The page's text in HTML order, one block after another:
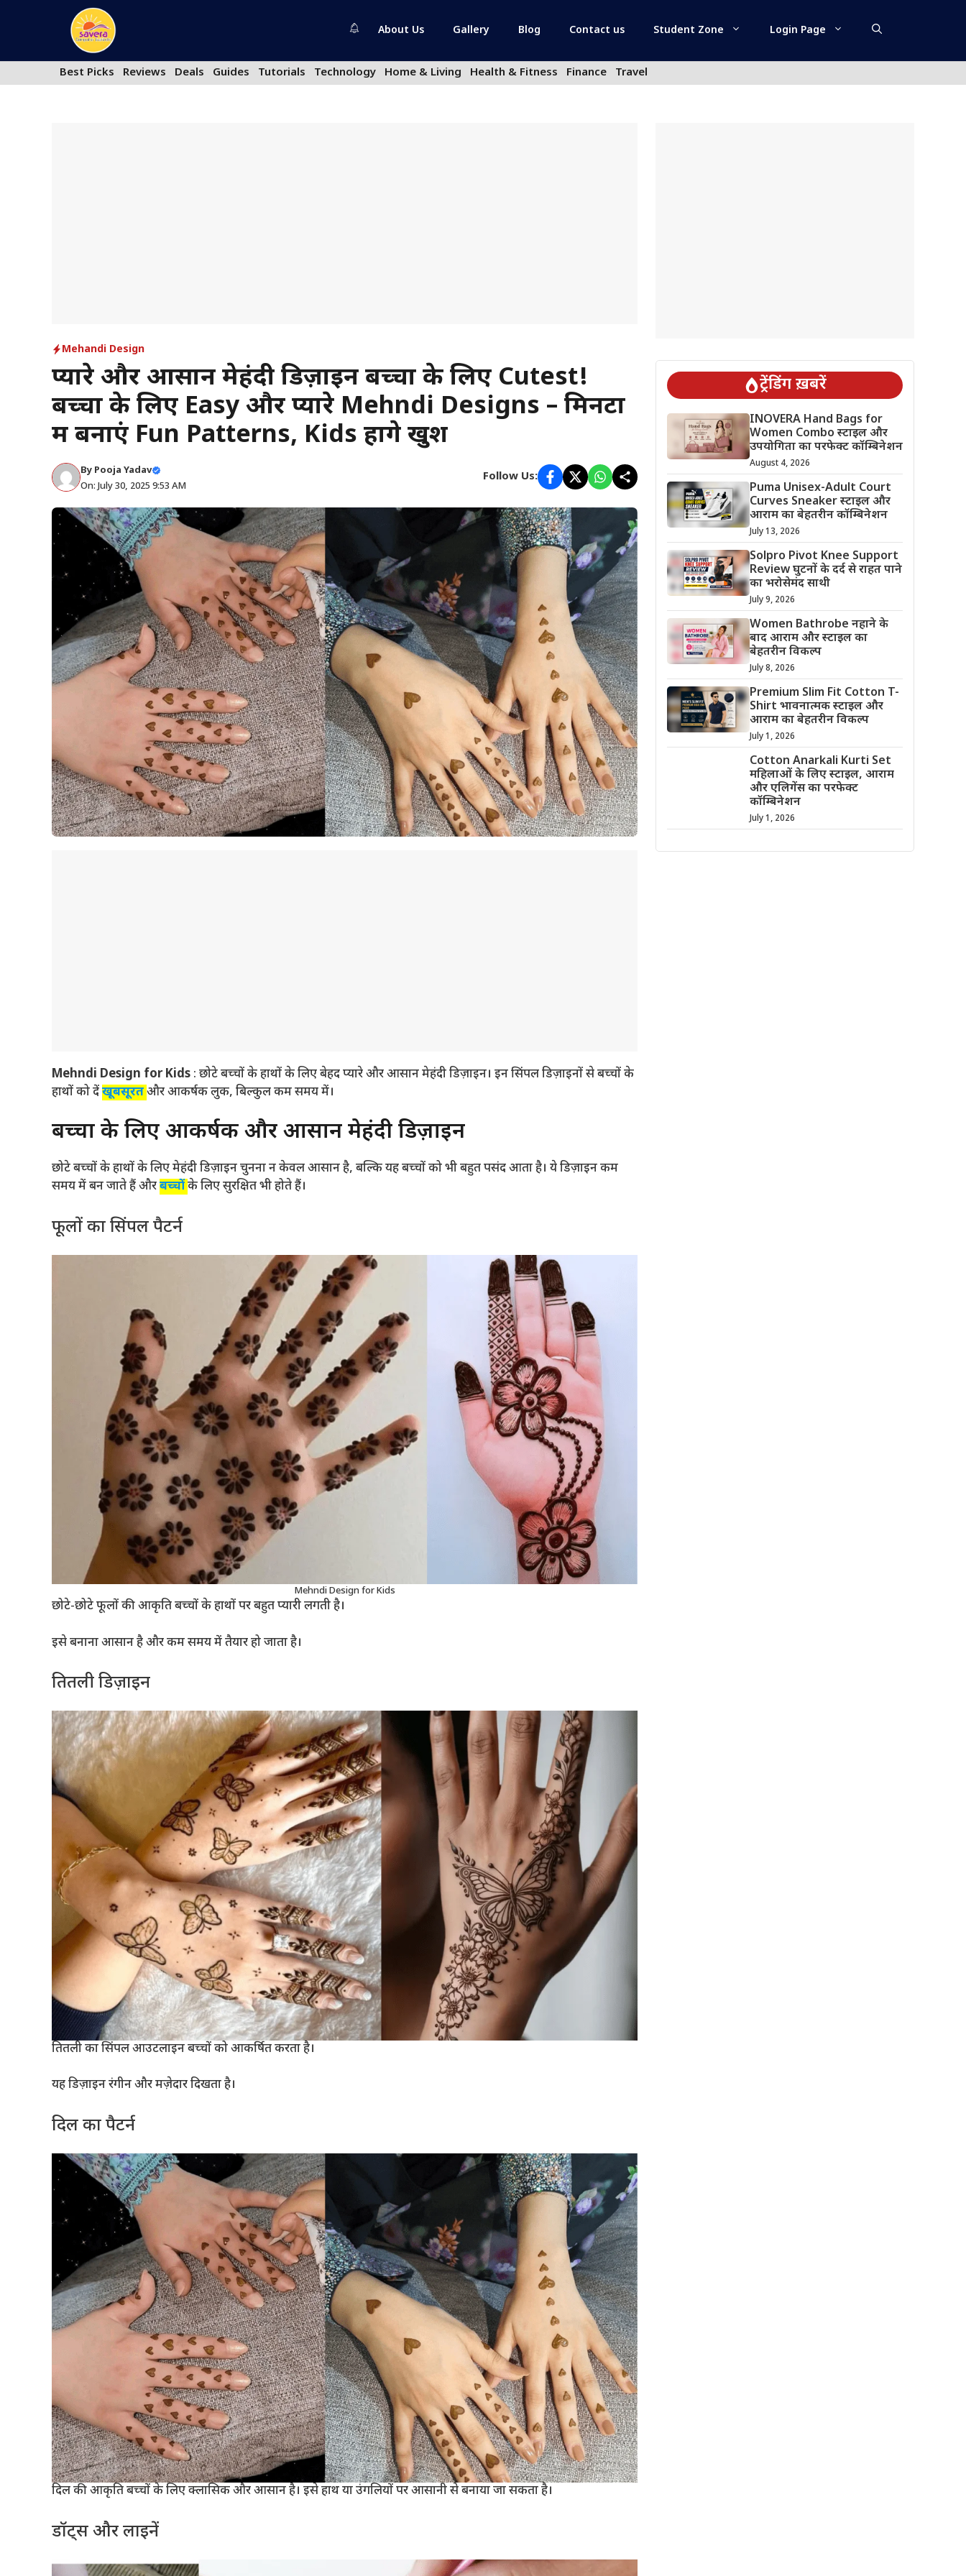
About Us Gallery Blog Contact us Student Zone Login Page
Best Picks Reviews Deals Guides Tutorials Technology Home & Living Health & Fitness Finance Travel
Mehandi Design
प्यारे और आसान मेहंदी डिज़ाइन बच्चों के लिए Cutest!
बच्चों के लिए Easy और प्यारे Mehndi Designs – मिनटों
में बनाएं Fun Patterns, Kids होंगे खुश
By Pooja Yadav
On: July 30, 2025 9:53 AM
Follow Us:
Mehndi Design for Kids : छोटे बच्चों के हाथों के लिए बेहद प्यारे और आसान मेहंदी डिज़ाइन। इन सिंपल डिज़ाइनों से बच्चों के
हाथों को देंखूबसूरतऔर आकर्षक लुक, बिल्कुल कम समय में।
बच्चों के लिए आकर्षक और आसान मेहंदी डिज़ाइन
छोटे बच्चों के हाथों के लिए मेहंदी डिज़ाइन चुनना न केवल आसान है, बल्कि यह बच्चों को भी बहुत पसंद आता है। ये डिज़ाइन कम
समय में बन जाते हैं औरबच्चोंके लिए सुरक्षित भी होते हैं।
फूलों का सिंपल पैटर्न
Mehndi Design for Kids
छोटे-छोटे फूलों की आकृति बच्चों के हाथों पर बहुत प्यारी लगती है।
इसे बनाना आसान है और कम समय में तैयार हो जाता है।
तितली डिज़ाइन
तितली का सिंपल आउटलाइन बच्चों को आकर्षित करता है।
यह डिज़ाइन रंगीन और मज़ेदार दिखता है।
दिल का पैटर्न
दिल की आकृति बच्चों के लिए क्लासिक और आसान है। इसे हाथ या उंगलियों पर आसानी से बनाया जा सकता है।
डॉट्स और लाइनें
ट्रेंडिंग ख़बरें
INOVERA Hand Bags for
Women Combo स्टाइल और
उपयोगिता का परफेक्ट कॉम्बिनेशन
August 4, 2026
Puma Unisex-Adult Court
Curves Sneaker स्टाइल और
आराम का बेहतरीन कॉम्बिनेशन
July 13, 2026
Solpro Pivot Knee Support
Review घुटनों के दर्द से राहत पाने
का भरोसेमंद साथी
July 9, 2026
Women Bathrobe नहाने के
बाद आराम और स्टाइल का
बेहतरीन विकल्प
July 8, 2026
Premium Slim Fit Cotton T-
Shirt भावनात्मक स्टाइल और
आराम का बेहतरीन विकल्प
July 1, 2026
Cotton Anarkali Kurti Set
महिलाओं के लिए स्टाइल, आराम
और एलिगेंस का परफेक्ट
कॉम्बिनेशन
July 1, 2026